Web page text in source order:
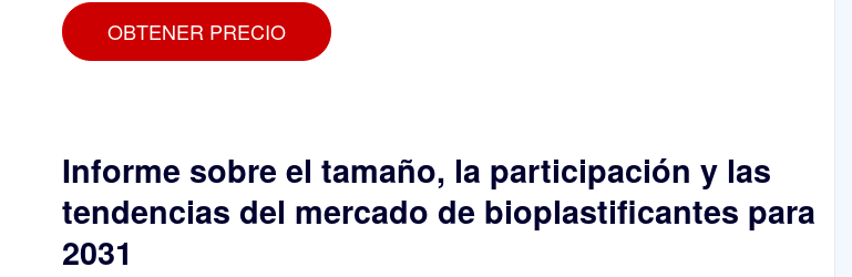
OBTENER PRECIO
Informe sobre el tamaño, la participación y las
tendencias del mercado de bioplastificantes para
2031